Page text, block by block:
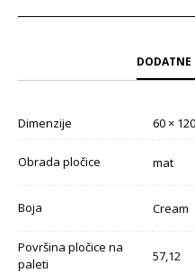
DODATNE
Dimenzije 60 ×
Obrada pločice mat
Boja Cream
Površina pločice na
paleti
57,12